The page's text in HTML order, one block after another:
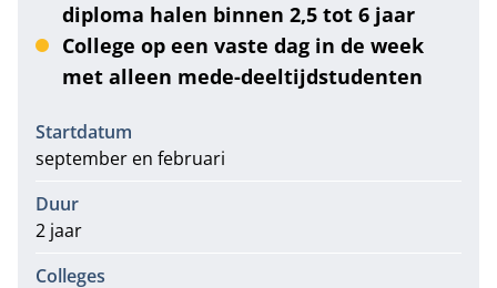
diploma halen binnen 2,5 tot 6 jaar
College op een vaste dag in de week
met alleen mede-deeltijdstudenten
Informatie
Startdatum
september en februari
Duur
2 jaar
Colleges